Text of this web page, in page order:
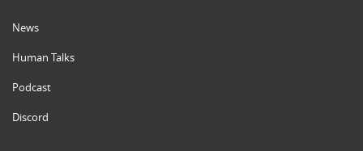
News
Human Talks
Podcast
Discord